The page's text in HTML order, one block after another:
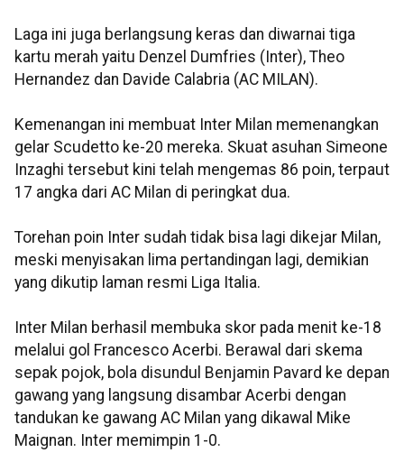
Laga ini juga berlangsung keras dan diwarnai tiga
kartu merah yaitu Denzel Dumfries (Inter), Theo
Hernandez dan Davide Calabria (AC MILAN).
Kemenangan ini membuat Inter Milan memenangkan
gelar Scudetto ke-20 mereka. Skuat asuhan Simeone
Inzaghi tersebut kini telah mengemas 86 poin, terpaut
17 angka dari AC Milan di peringkat dua.
Torehan poin Inter sudah tidak bisa lagi dikejar Milan,
meski menyisakan lima pertandingan lagi, demikian
yang dikutip laman resmi Liga Italia.
Inter Milan berhasil membuka skor pada menit ke-18
melalui gol Francesco Acerbi. Berawal dari skema
sepak pojok, bola disundul Benjamin Pavard ke depan
gawang yang langsung disambar Acerbi dengan
tandukan ke gawang AC Milan yang dikawal Mike
Maignan. Inter memimpin 1-0.